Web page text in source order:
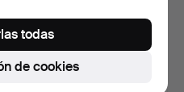
Friberg, Gustavsberg.
Subastado 5 sep 2013
14 pujas
de cookies
todas